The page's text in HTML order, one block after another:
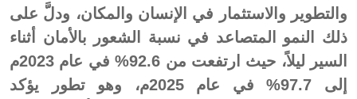
والتطوير والاستثمار في الإنسان والمكان، ودلَّ على
ذلك النمو المتصاعد في نسبة الشعور بالأمان أثناء
السير ليلاً، حيث ارتفعت من 92.6% في عام 2023م
إلى 97.7% في عام 2025م، وهو تطور يؤكد